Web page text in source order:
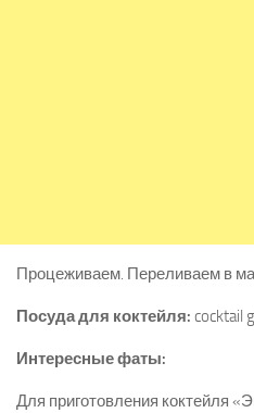
Процеживаем. Переливаем в
Посуда для коктейля: cocktail
Интересные фаты:
Для приготовления коктейля